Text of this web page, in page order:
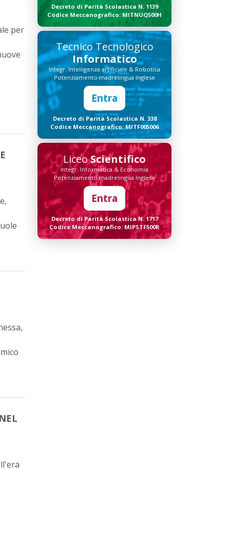
per
Decreto di Parità Scolastica N. 1139
Codice Meccanografico: MITNUQ500H
Tecnico Tecnologico
Informatico
Integr. Intelligenza artificiale & Robotica
Potenziamento madrelingua Inglese
Entra
Decreto di Parità Scolastica N. 338
Codice Meccanografico: MITF005006
LiceoScientifico
Integr. Informatica & Economia
Potenziamento madrelingua Inglese
Entra
Decreto di Parità Scolastica N. 1717
Codice Meccanografico: MIPSTF500R